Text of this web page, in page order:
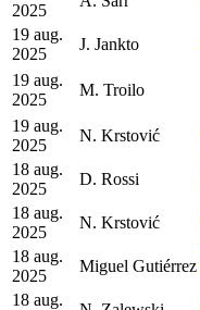
2025
19 aug.
2025
J. Jankto
19 aug.
2025
M. Troilo
19 aug.
2025
N. Krstović
18 aug.
2025
D. Rossi
18 aug.
2025
N. Krstović
18 aug.
2025
Miguel Gutiérrez
18 aug.